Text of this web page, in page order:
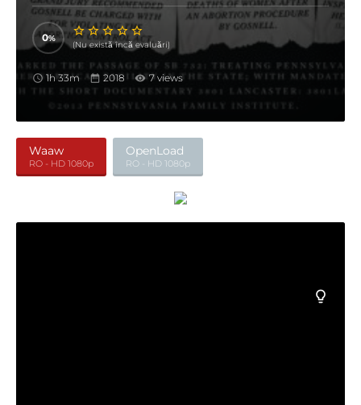
0
(Nu există încă evaluări)
1h 33m 2018 7 views
Waaw
RO - HD 1080p
OpenLoad
RO - HD 1080p